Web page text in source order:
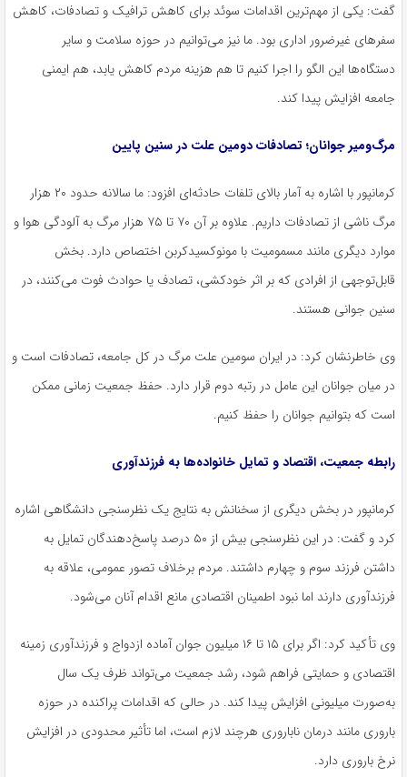
گفت: یکی از مهم‌ترین اقدامات سوئد برای کاهش ترافیک و تصادفات، کاهش
سفرهای غیرضرور اداری بود. ما نیز می‌توانیم در حوزه سلامت و سایر
دستگاه‌ها این الگو را اجرا کنیم تا هم هزینه مردم کاهش یابد، هم ایمنی
جامعه افزایش پیدا کند.
مرگ‌ومیر جوانان؛ تصادفات دومین علت در سنین پایین
کرمانپور
با اشاره به آمار بالای تلفات حادثه‌ای افزود: ما سالانه حدود ۲۰ هزار
مرگ ناشی از
تصادفات داریم. علاوه بر آن ۷۰ تا ۷۵ هزار مرگ به آلودگی هوا و
موارد دیگری مانند مسمومیت با مونوکسیدکربن اختصاص دارد. بخش
قابل‌توجهی از افرادی که بر اثر خودکشی، تصادف یا حوادث فوت می‌کنند، در
سنین جوانی هستند.
وی خاطرنشان کرد: در ایران سومین علت مرگ در کل جامعه، تصادفات است و
در میان جوانان این عامل در رتبه دوم قرار دارد. حفظ جمعیت زمانی ممکن
است که بتوانیم جوانان را حفظ کنیم.
رابطه جمعیت، اقتصاد و تمایل خانواده‌ها به فرزندآوری
کرمانپور در بخش دیگری از سخنانش به نتایج یک نظرسنجی دانشگاهی اشاره
کرد و گفت: در این نظرسنجی بیش از ۵۰ درصد پاسخ‌دهندگان تمایل به
داشتن فرزند سوم و چهارم داشتند. مردم برخلاف تصور عمومی، علاقه به
فرزندآوری دارند اما نبود اطمینان اقتصادی مانع اقدام آنان می‌شود.
وی تأکید کرد: اگر برای ۱۵ تا ۱۶ میلیون جوان آماده ازدواج و فرزندآوری زمینه
اقتصادی و حمایتی فراهم شود، رشد جمعیت می‌تواند ظرف یک سال
به‌صورت میلیونی افزایش پیدا کند. در حالی که اقدامات پراکنده در حوزه
باروری مانند درمان ناباروری هرچند لازم است، اما تأثیر محدودی در افزایش
نرخ باروری دارد.